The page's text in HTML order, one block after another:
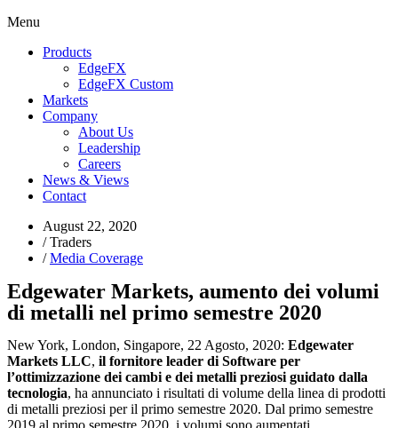
Menu
Products
EdgeFX
EdgeFX Custom
Markets
Company
About Us
Leadership
Careers
News & Views
Contact
August 22, 2020
/ Traders
/ Media Coverage
Edgewater Markets, aumento dei volumi
di metalli nel primo semestre 2020
New York, London, Singapore, 22 Agosto, 2020: Edgewater
Markets LLC, il fornitore leader di Software per
l’ottimizzazione dei cambi e dei metalli preziosi guidato dalla
tecnologia, ha annunciato i risultati di volume della linea di prodotti
di metalli preziosi per il primo semestre 2020. Dal primo semestre
2019 al primo semestre 2020, i volumi sono aumentati